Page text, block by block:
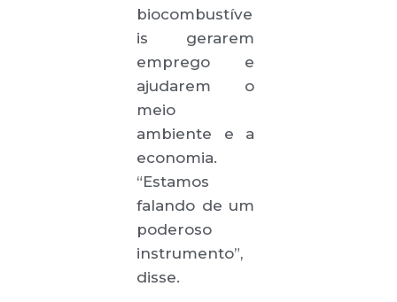
biocombustíve
is gerarem
emprego e
ajudarem o
meio
ambiente e a
economia.
“Estamos
falando de um
poderoso
instrumento”,
disse.